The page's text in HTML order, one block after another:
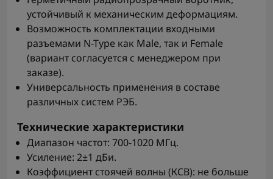
устойчивый к механическим деформациям.
Возможность комплектации входными
разъемами N-Type как Male, так и Female
(вариант согласуется с менеджером при
заказе).
Универсальность применения в составе
различных систем РЭБ.
Технические характеристики
Диапазон частот: 700-1020 МГц.
Усиление: 2±1 дБи.
Коэффициент стоячей волны (КСВ): не больше